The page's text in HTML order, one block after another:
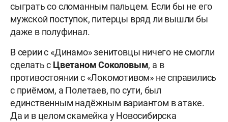
сыграть со сломанным пальцем. Если бы не его
мужской поступок, питерцы вряд ли вышли бы
даже в полуфинал.
В серии с «Динамо» зенитовцы ничего не смогли
сделать с Цветаном Соколовым, а в
противостоянии с «Локомотивом» не справились
с приёмом, а Полетаев, по сути, был
единственным надёжным вариантом в атаке.
Да и в целом скамейка у Новосибирска